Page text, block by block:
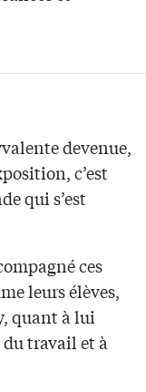
devenue,
c’est
qui s’est
ces
leurs élèves,
quant à lui
travail et à